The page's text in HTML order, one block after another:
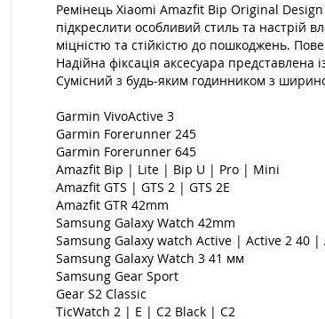
Ремінець Xiaomi Amazfit Bip Original Design
підкреслити особливий стиль та настрій
міцністю та стійкістю до пошкоджень.
Надійна фіксація аксесуара представлена
Сумісний з будь-яким годинником з
Garmin VivoActive 3
Garmin Forerunner 245
Garmin Forerunner 645
Amazfit Bip | Lite | Bip U | Pro | Mini
Amazfit GTS | GTS 2 | GTS 2E
Amazfit GTR 42mm
Samsung Galaxy Watch 42mm
Samsung Galaxy watch Active | Active 2 40 |
Samsung Galaxy Watch 3 41 мм
Samsung Gear Sport
Gear S2 Classic
TicWatch 2 | E | C2 Black | C2